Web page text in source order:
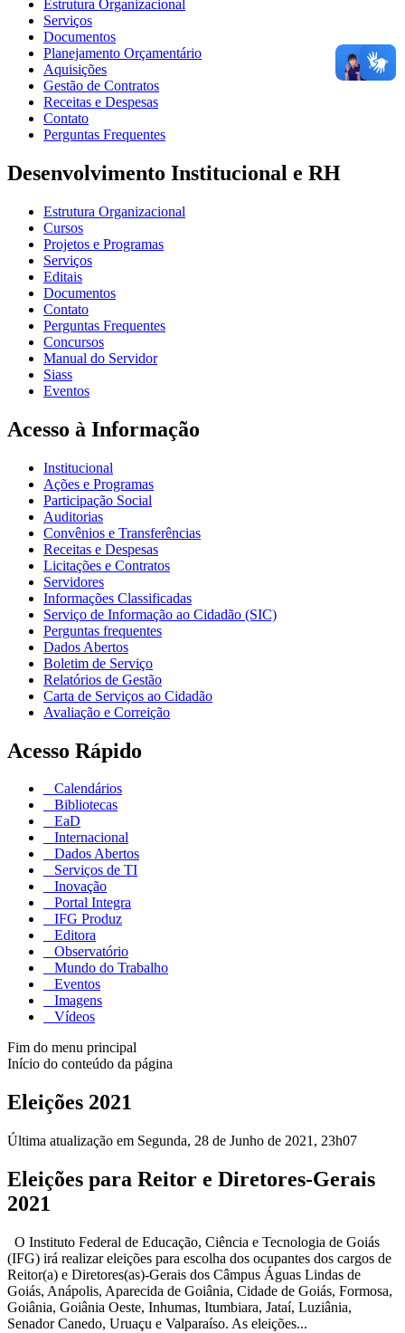
Estrutura Organizacional
Serviços
Documentos
Planejamento Orçamentário
Aquisições
Gestão de Contratos
Receitas e Despesas
Contato
Perguntas Frequentes
Desenvolvimento Institucional e RH
Estrutura Organizacional
Cursos
Projetos e Programas
Serviços
Editais
Documentos
Contato
Perguntas Frequentes
Concursos
Manual do Servidor
Siass
Eventos
Acesso à Informação
Institucional
Ações e Programas
Participação Social
Auditorias
Convênios e Transferências
Receitas e Despesas
Licitações e Contratos
Servidores
Informações Classificadas
Serviço de Informação ao Cidadão (SIC)
Perguntas frequentes
Dados Abertos
Boletim de Serviço
Relatórios de Gestão
Carta de Serviços ao Cidadão
Avaliação e Correição
Acesso Rápido
Calendários
Bibliotecas
EaD
Internacional
Dados Abertos
Serviços de TI
Inovação
Portal Integra
IFG Produz
Editora
Observatório
Mundo do Trabalho
Eventos
Imagens
Vídeos
Fim do menu principal
Início do conteúdo da página
Eleições 2021
Última atualização em Segunda, 28 de Junho de 2021, 23h07
Eleições para Reitor e Diretores-Gerais
2021
O Instituto Federal de Educação, Ciência e Tecnologia de Goiás
(IFG) irá realizar eleições para escolha dos ocupantes dos cargos de
Reitor(a) e Diretores(as)-Gerais dos Câmpus Águas Lindas de
Goiás, Anápolis, Aparecida de Goiânia, Cidade de Goiás, Formosa,
Goiânia, Goiânia Oeste, Inhumas, Itumbiara, Jataí, Luziânia,
Senador Canedo, Uruaçu e Valparaíso. As eleições...